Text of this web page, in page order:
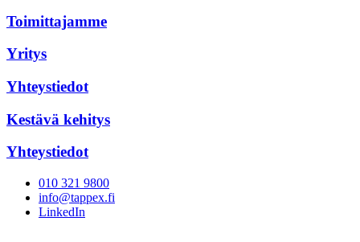
Toimittajamme
Yritys
Yhteystiedot
Kestävä kehitys
Yhteystiedot
010 321 9800
info@tappex.fi
LinkedIn